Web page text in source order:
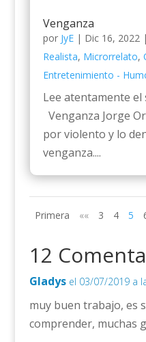
Venganza
por JyE| Dic 16, 2022|
Realista, Microrrelato,
Entretenimiento -
Lee atentamente
Venganza Jorge
por violento y lo
venganza....
Primera «« 3 4 5
12
Gladys el 03/07/2019 a
muy buen trabajo, es
comprender, muchas